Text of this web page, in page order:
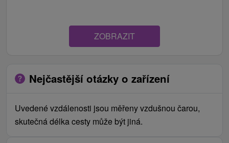
ZOBRAZIT
Nejčastější otázky o zařízení
Uvedené vzdálenosti jsou měřeny vzdušnou čarou,
skutečná délka cesty může být jiná.